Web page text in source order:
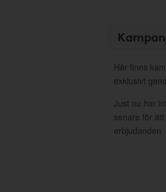
Här finns
exklusivt
Just nu har
senare för
erbjudanden.